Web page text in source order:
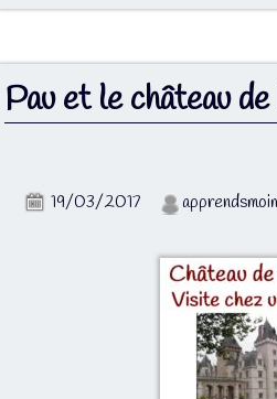
Pau et le château
19/03/2017